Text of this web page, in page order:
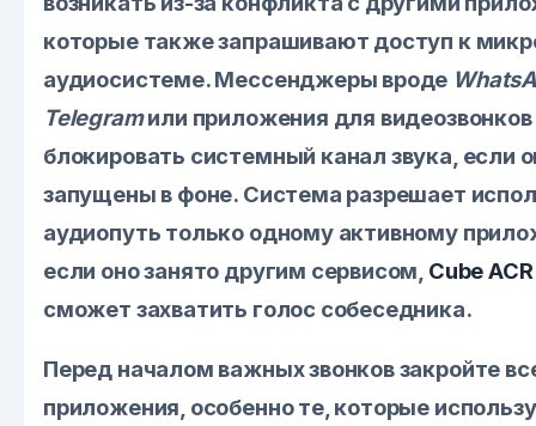
которые также запрашивают доступ к
аудиосистеме. Мессенджеры вроде
Telegramили приложения для
блокировать системный канал звука, если
запущены в фоне. Система разрешает
аудиопуть только одному активному
если оно занято другим сервисом, Cube ACR
сможет захватить голос собеседника.
Перед началом важных звонков закройте
приложения, особенно те, которые